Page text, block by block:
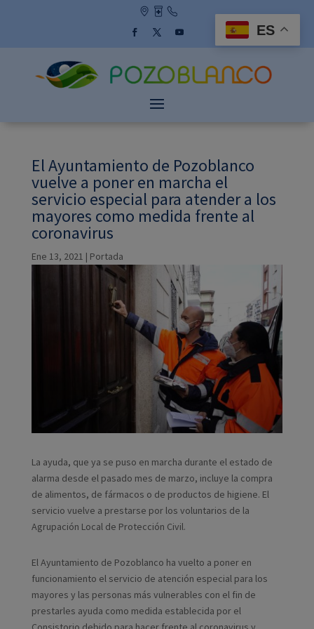
El Ayuntamiento de Pozoblanco
vuelve a poner en marcha el
servicio especial para atender a los
mayores como medida frente al
coronavirus
Ene 13, 2021 | Portada
La ayuda, que ya se puso en marcha durante el estado de
alarma desde el pasado mes de marzo, incluye la compra
de alimentos, de fármacos o de productos de higiene. El
servicio vuelve a prestarse por los voluntarios de la
Agrupación Local de Protección Civil.
El Ayuntamiento de Pozoblanco ha vuelto a poner en
funcionamiento el servicio de atención especial para los
mayores y las personas más vulnerables con el fin de
prestarles ayuda como medida establecida por el
ES